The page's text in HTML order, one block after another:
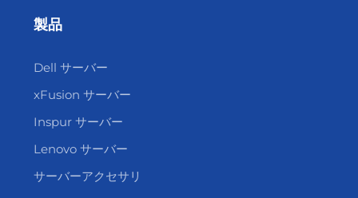
製品
Dell サーバー
xFusion サーバー
Inspur サーバー
Lenovo サーバー
サーバーアクセサリ